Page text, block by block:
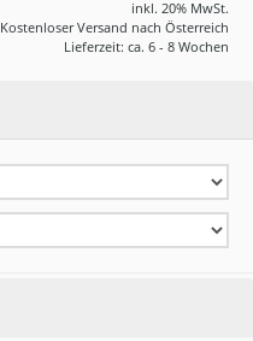
inkl. 20% MwSt.
Kostenloser Versand nach Österreich
Lieferzeit: ca. 6 - 8 Wochen